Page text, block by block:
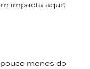
impacta aqui”.
pouco menos do